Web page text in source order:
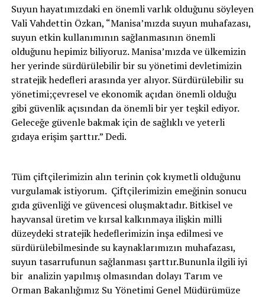
Suyun hayatımızdaki en önemli varlık olduğunu söyleyen
Vali Vahdettin Özkan, “Manisa’mızda suyun muhafazası,
suyun etkin kullanımının sağlanmasının önemli
olduğunu hepimiz biliyoruz. Manisa’mızda ve ülkemizin
her yerinde sürdürülebilir bir su yönetimi devletimizin
stratejik hedefleri arasında yer alıyor. Sürdürülebilir su
yönetimi;çevresel ve ekonomik açıdan önemli olduğu
gibi güvenlik açısından da önemli bir yer teşkil ediyor.
Geleceğe güvenle bakmak için de sağlıklı ve yeterli
gıdaya erişim şarttır.” Dedi.
Tüm çiftçilerimizin alın terinin çok kıymetli olduğunu
vurgulamak istiyorum. Çiftçilerimizin emeğinin sonucu
gıda güvenliği ve güvencesi oluşmaktadır. Bitkisel ve
hayvansal üretim ve kırsal kalkınmaya ilişkin milli
düzeydeki stratejik hedeflerimizin inşa edilmesi ve
sürdürülebilmesinde su kaynaklarımızın muhafazası,
suyun tasarrufunun sağlanması şarttır.Bununla ilgili iyi
bir analizin yapılmış olmasından dolayı Tarım ve
Orman Bakanlığımız Su Yönetimi Genel Müdürümüze